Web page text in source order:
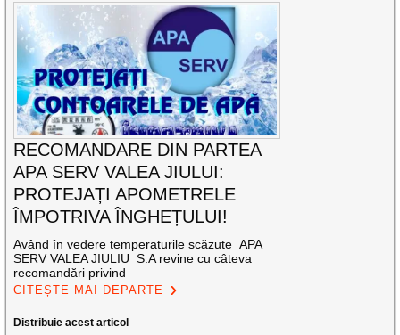
RECOMANDARE DIN PARTEA
APA SERV VALEA JIULUI:
PROTEJAȚI APOMETRELE
ÎMPOTRIVA ÎNGHEȚULUI!
Având în vedere temperaturile scăzute APA
SERV VALEA JIULIU S.A revine cu câteva
recomandări privind
CITEȘTE MAI DEPARTE
Distribuie acest articol